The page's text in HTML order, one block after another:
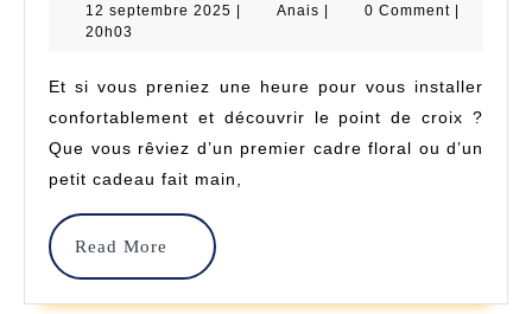
Les
Pour
Débuter
Le
Point
De
12 septembre 2025 12
Anais Anais 0 Comment
20h03
Et si vous preniez une heure pour vous installer
confortablement et découvrir le point de croix ?
Que vous rêviez d’un premier cadre floral ou d’un
petit cadeau fait main,
Read More
Read
More